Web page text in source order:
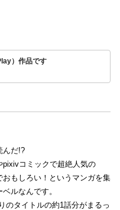
）作品です
んだ!?
pixivコミックで超絶人気の
おもしろい！というマンガを集
ルなんです。
のタイトルの約1話分がまるっ